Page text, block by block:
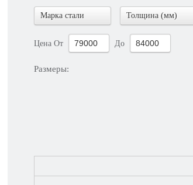
Марка стали Толщина (мм)
Цена От До
Размеры: